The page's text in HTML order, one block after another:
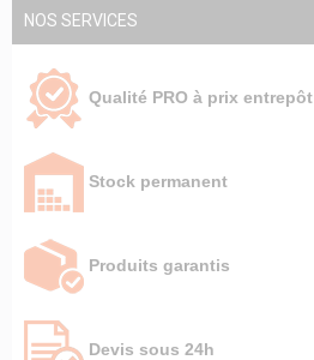
NOS SERVICES
Qualité PRO à prix entrepôt
Stock permanent
Produits garantis
Devis sous 24h